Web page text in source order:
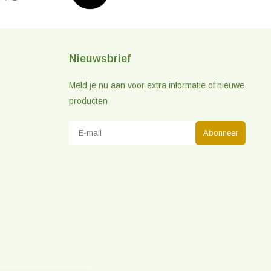
Nieuwsbrief
Meld je nu aan voor extra informatie of nieuwe
producten
Abonneer